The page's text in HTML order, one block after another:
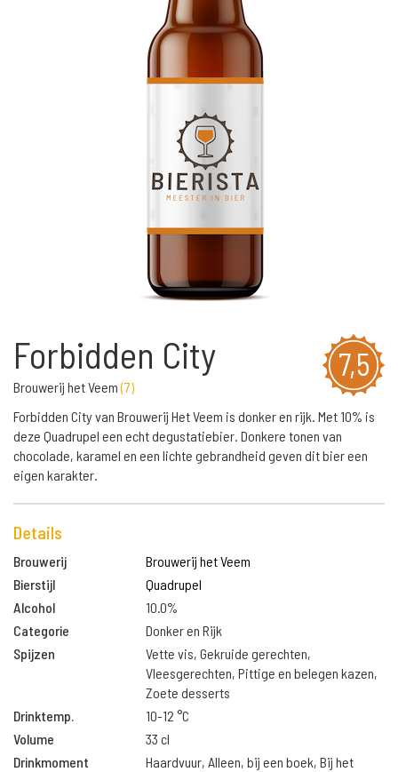
7,5
Forbidden City
Brouwerij het Veem(7)
Forbidden City van Brouwerij Het Veem is donker en rijk. Met 10% is
deze Quadrupel een echt degustatiebier. Donkere tonen van
chocolade, karamel en een lichte gebrandheid geven dit bier een
eigen karakter.
Details
Brouwerij
Brouwerij het Veem
Bierstijl
Quadrupel
Alcohol
10.0%
Categorie
Donker en Rijk
Spijzen
Vette vis, Gekruide gerechten,
Vleesgerechten, Pittige en belegen kazen,
Zoete desserts
Drinktemp.
10-12 °C
Volume
33 cl
Drinkmoment
Haardvuur, Alleen, bij een boek, Bij het